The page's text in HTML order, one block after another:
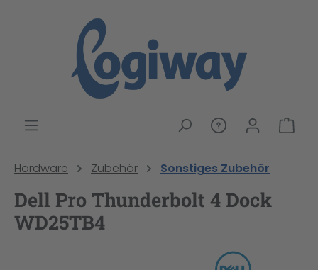
Hardware Zubehör Sonstiges Zubehör
Dell Pro Thunderbolt 4 Dock
WD25TB4